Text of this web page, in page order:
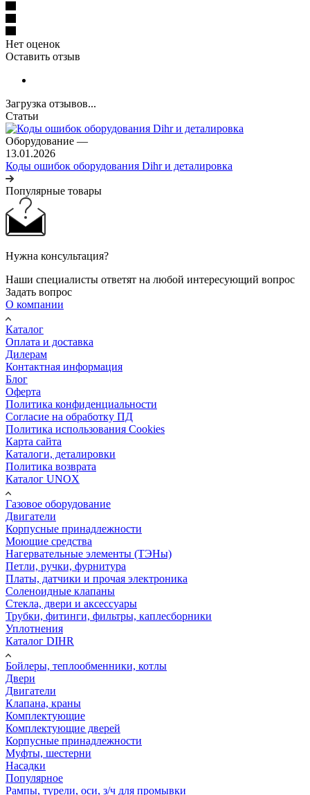
Нет оценок
Оставить отзыв
Загрузка отзывов...
Статьи
Оборудование —
13.01.2026
Коды ошибок оборудования Dihr и деталировка
Популярные товары
Нужна консультация?
Наши специалисты ответят на любой интересующий вопрос
Задать вопрос
О компании
Каталог
Оплата и доставка
Дилерам
Контактная информация
Блог
Оферта
Политика конфиденциальности
Согласие на обработку ПД
Политика использования Cookies
Карта сайта
Каталоги, деталировки
Политика возврата
Каталог UNOX
Газовое оборудование
Двигатели
Корпусные принадлежности
Моющие средства
Нагервательные элементы (ТЭНы)
Петли, ручки, фурнитура
Платы, датчики и прочая электроника
Соленоидные клапаны
Стекла, двери и аксессуары
Трубки, фитинги, фильтры, каплесборники
Уплотнения
Каталог DIHR
Бойлеры, теплообменники, котлы
Двери
Двигатели
Клапана, краны
Комплектующие
Комплектующие дверей
Корпусные принадлежности
Муфты, шестерни
Насадки
Популярное
Рампы, турели, оси, з/ч для промывки